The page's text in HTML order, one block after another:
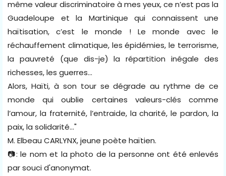
même valeur discriminatoire à mes yeux, ce n’est pas la
Guadeloupe et la Martinique qui connaissent une
haïtisation, c’est le monde ! Le monde avec le
réchauffement climatique, les épidémies, le terrorisme,
la pauvreté (que dis-je) la répartition inégale des
richesses, les guerres...
Alors, Haïti, à son tour se dégrade au rythme de ce
monde qui oublie certaines valeurs-clés comme
l’amour, la fraternité, l’entraide, la charité, le pardon, la
paix, la solidarité…"
M. Elbeau CARLYNX, jeune poète haïtien.
📷: le nom et la photo de la personne ont été enlevés
par souci d'anonymat.